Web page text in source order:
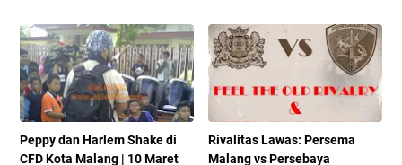
Peppy dan Harlem Shake di
CFD Kota Malang | 10 Maret
Rivalitas Lawas: Persema
Malang vs Persebaya